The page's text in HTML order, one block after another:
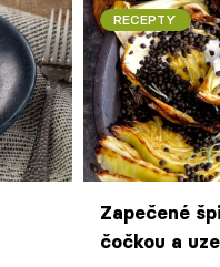
RECEPTY
Zapečené
čočkou a